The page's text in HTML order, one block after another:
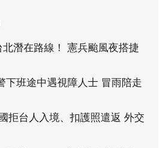
北潛在路線！ 憲兵颱風夜搭捷
下班途中遇視障人士 冒雨陪走
拒台人入境、扣護照遣返 外交